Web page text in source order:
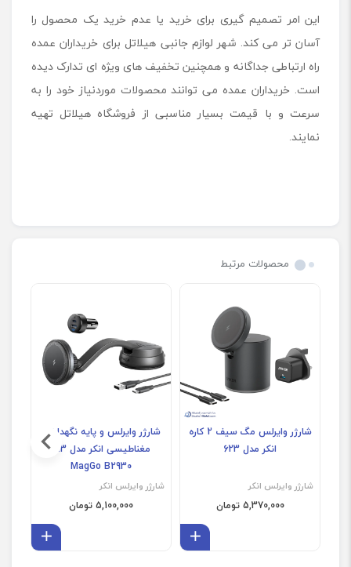
این امر تصمیم گیری برای خرید یا عدم خرید یک محصول را
آسان تر می کند. شهر لوازم جانبی هیلاتل برای خریداران عمده
راه ارتباطی جداگانه و همچنین تخفیف های ویژه ای تدارک دیده
است. خریداران عمده می توانند محصولات موردنیاز خود را به
سرعت و با قیمت بسیار مناسبی از فروشگاه هیلاتل تهیه
نمایند.
محصولات مرتبط
شارژر وایرلس مگ سیف 2 کاره
انکر مدل 623
شارژر وایرلس انکر
5,370,000 تومان
شارژر وایرلس و پایه نگهدارنده
مغناطیسی انکر مدل 613
MagGo B2930
شارژر وایرلس انکر
5,100,000 تومان